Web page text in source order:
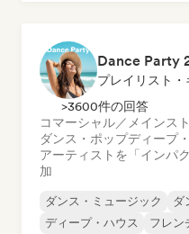
Dance Party
プレイリスト
>3600件の回答
コマーシャル／メインス
ダンス・ポップディープ
アーティストを「インパ
加
ダンス・ミュージック
ダ
ディープ・ハウス
フレン